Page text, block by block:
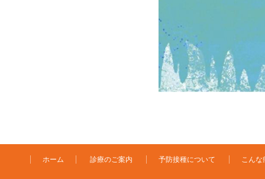
ホーム 診療のご案内 予防接種について こん